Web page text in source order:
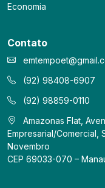
Economia
Contato
(92) 98408-6907
(92) 98859-0110
Amazonas Flat,
Empresarial/Comercial,
Novembro
CEP 69033-070 –